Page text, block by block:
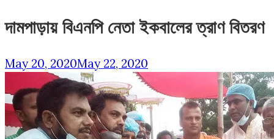
দামপাড়ায় বিএনপি নেতা ইকবালের ত্রাণ বিতরণ
May 20, 2020May 22, 2020